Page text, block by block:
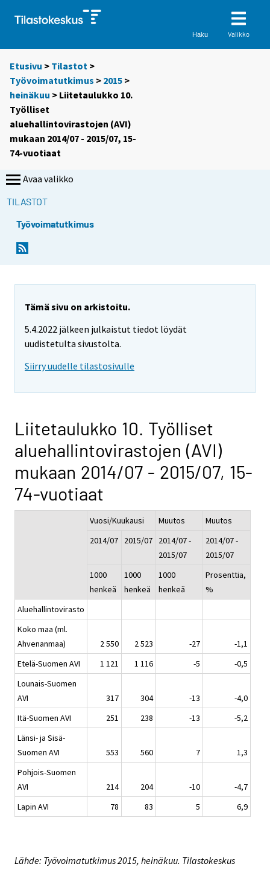
Haku Valikko
Etusivu > Tilastot >
Työvoimatutkimus > 2015 >
heinäkuu > Liitetaulukko 10.
Työlliset
aluehallintovirastojen (AVI)
mukaan 2014/07 - 2015/07, 15-
74-vuotiaat
Avaa valikko
TILASTOT
Työvoimatutkimus
Tämä sivu on arkistoitu.
5.4.2022 jälkeen julkaistut tiedot löydät
uudistetulta sivustolta.
Siirry uudelle tilastosivulle
Liitetaulukko 10. Työlliset
aluehallintovirastojen (AVI)
mukaan 2014/07 - 2015/07, 15-
74-vuotiaat
Vuosi/Kuukausi Muutos
Muutos
2014/07
2015/07
2014/07 -
2015/07
2014/07 -
2015/07
1000
henkeä
1000
henkeä
1000
henkeä
Prosenttia,
%
Aluehallintovirasto
Koko maa (ml.
Ahvenanmaa)
2 550 2 523 -27
-1,1
Etelä-Suomen AVI
1 121 1 116 -5
-0,5
Lounais-Suomen
AVI
317 304 -13
-4,0
Itä-Suomen AVI
251 238 -13
-5,2
Länsi- ja Sisä-
Suomen AVI
553 560 7
1,3
Pohjois-Suomen
AVI
214 204 -10
-4,7
Lapin AVI
78 83 5 6,9
Lähde: Työvoimatutkimus 2015, heinäkuu. Tilastokeskus